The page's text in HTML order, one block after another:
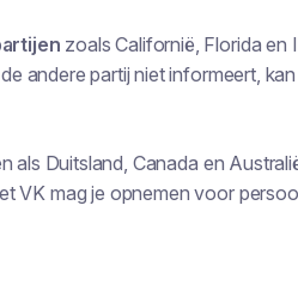
zoals Californië, Florida en
andere partij niet informeert,
als Duitsland, Canada en
VK mag je opnemen voor